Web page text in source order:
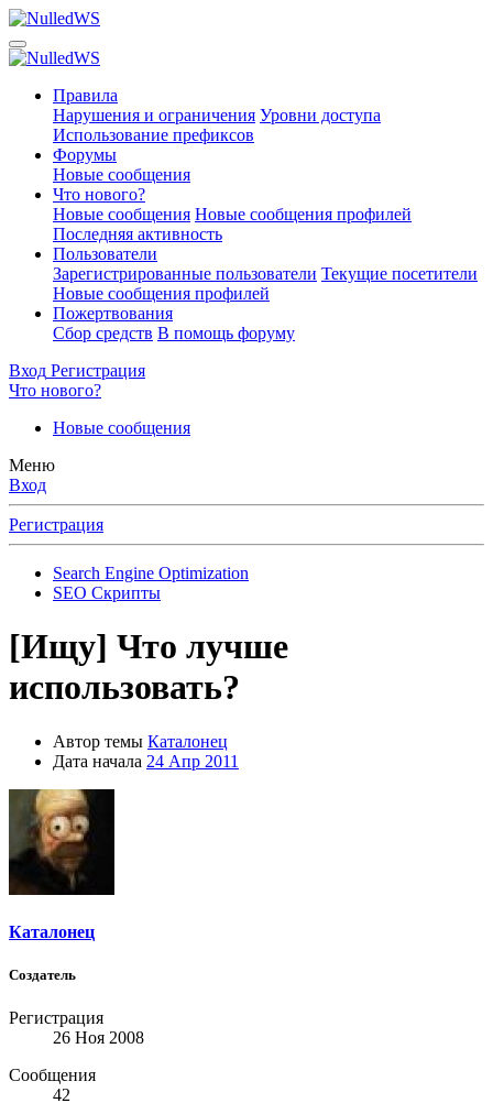
Правила
Нарушения и ограничения Уровни доступа
Использование префиксов
Форумы
Новые сообщения
Что нового?
Новые сообщения Новые сообщения профилей
Последняя активность
Пользователи
Зарегистрированные пользователи Текущие посетители
Новые сообщения профилей
Пожертвования
Сбор средств В помощь форуму
Вход Регистрация
Что нового?
Новые сообщения
Меню
Вход
Регистрация
Search Engine Optimization
SEO Скрипты
[Ищу] Что лучше
использовать?
Автор темы Каталонец
Дата начала 24 Апр 2011
Каталонец
Создатель
Регистрация
26 Ноя 2008
Сообщения
42